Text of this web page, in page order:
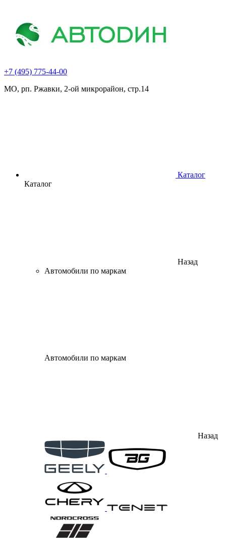
+7 (495) 775-44-00
МО, рп. Ржавки, 2-ой микрорайон, стр.14
Каталог
Каталог
Назад
Автомобили по маркам
Автомобили по маркам
Назад